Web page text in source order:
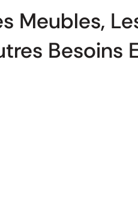
Meubles,
Besoins